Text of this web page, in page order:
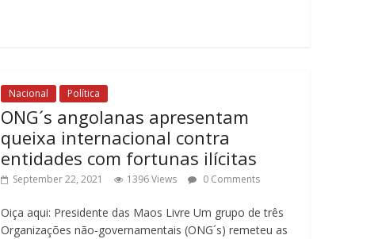
Nacional Política
ONG´s angolanas apresentam
queixa internacional contra
entidades com fortunas ilícitas
September 22, 2021 1396 Views 0 Comments
Oiça aqui: Presidente das Maos Livre Um grupo de três
Organizações não-governamentais (ONG´s) remeteu as